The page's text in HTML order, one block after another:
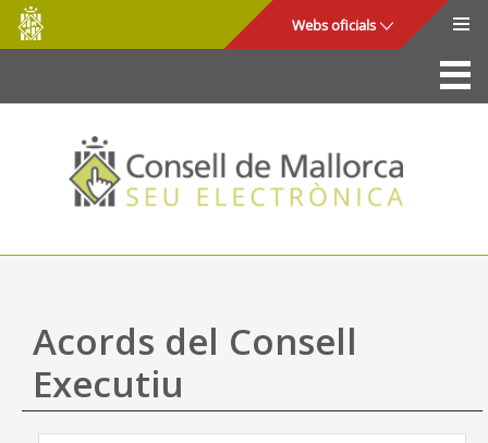
Salta al contingut principal
Consell
de
Mallorca
Webs oficials
La Seu
Consell de Mallorca
Accés i seguretat
Utilitats
Ajuda
Acords del Consell
Executiu